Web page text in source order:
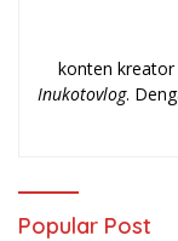
konten
Inukotovlog.
Popular Post